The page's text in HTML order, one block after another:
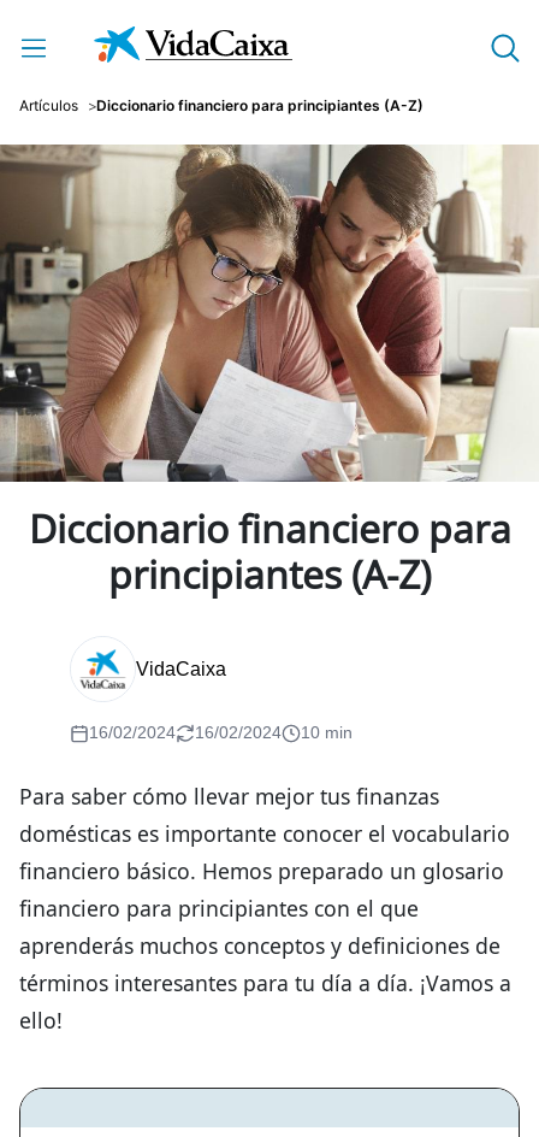
Saltar al contenido principal
Artículos Diccionario financiero para principiantes (A-Z)
Diccionario financiero para
principiantes (A-Z)
VidaCaixa
16/02/2024 16/02/2024 10 min
Para saber cómo llevar mejor tus finanzas
domésticas es importante conocer el vocabulario
financiero básico. Hemos preparado un glosario
financiero para principiantes con el que
aprenderás muchos conceptos y definiciones de
términos interesantes para tu día a día. ¡Vamos a
ello!